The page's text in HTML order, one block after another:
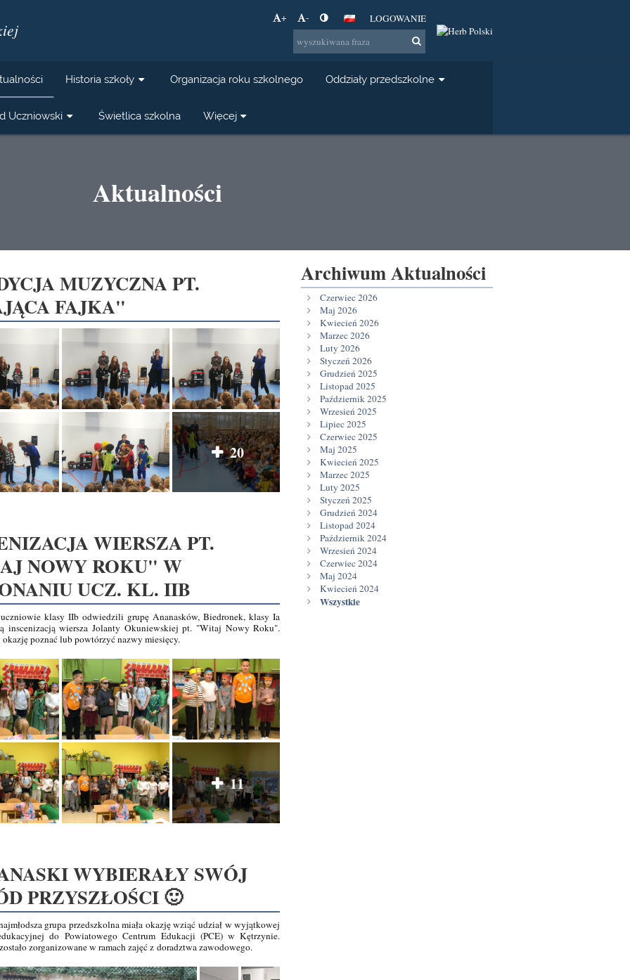
+ - LOGOWANIE
Historia szkoły Organizacja roku szkolnego Oddziały przedszkolne
Uczniowski Świetlica szkolna Więcej
Aktualności
MUZYCZNA PT.
FAJKA"
20
WIERSZA PT.
NOWY ROKU" W
UCZ. KL. IIB
klasy IIb odwiedzili grupę Ananasków, Biedronek, klasy Ia
inscenizacją wiersza Jolanty Okuniewskiej pt. "Witaj Nowy Roku".
okazję poznać lub powtórzyć nazwy miesięcy.
11
WYBIERAŁY SWÓJ
PRZYSZŁOŚCI 🙂
grupa przedszkolna miała okazję wziąć udział w wyjątkowej
do Powiatowego Centrum Edukacji (PCE) w Kętrzynie.
zorganizowane w ramach zajęć z doradztwa zawodowego.
Archiwum Aktualności
Czerwiec 2026
Maj 2026
Kwiecień 2026
Marzec 2026
Luty 2026
Styczeń 2026
Grudzień 2025
Listopad 2025
Październik 2025
Wrzesień 2025
Lipiec 2025
Czerwiec 2025
Maj 2025
Kwiecień 2025
Marzec 2025
Luty 2025
Styczeń 2025
Grudzień 2024
Listopad 2024
Październik 2024
Wrzesień 2024
Czerwiec 2024
Maj 2024
Kwiecień 2024
Wszystkie